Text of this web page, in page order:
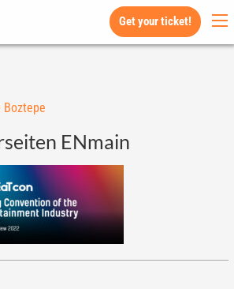
Get your ticket!
Boztepe
ENmain